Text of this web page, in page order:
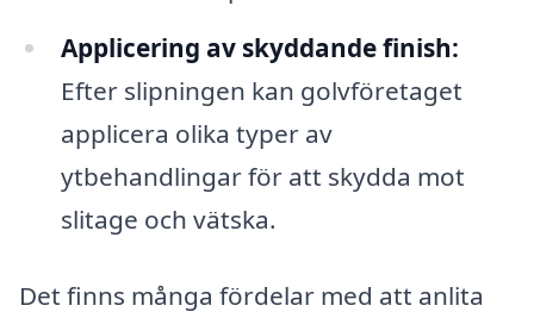
Applicering av skyddande finish:
Efter slipningen kan golvföretaget
applicera olika typer av
ytbehandlingar för att skydda mot
slitage och vätska.
Det finns många fördelar med att anlita